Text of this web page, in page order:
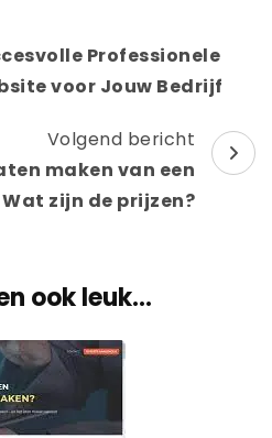
Professionele
voor Jouw Bedrijf
Volgend bericht
maken van een
zijn de prijzen?
ook leuk...